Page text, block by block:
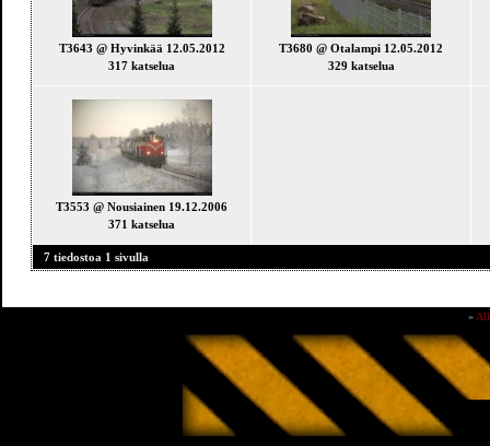
T3643 @ Hyvinkää 12.05.2012
317 katselua
T3680 @ Otalampi 12.05.2012
329 katselua
T3553 @ Nousiainen 19.12.2006
371 katselua
7 tiedostoa 1 sivulla
»